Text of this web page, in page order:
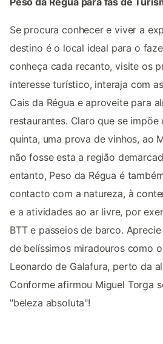
Se procura conhecer e viver a
destino é o local ideal para o
conheça cada recanto, visite os
interesse turístico, interaja com
Cais da Régua e aproveite para
restaurantes. Claro que se impõe
quinta, uma prova de vinhos, ao
não fosse esta a região
entanto, Peso da Régua é
contacto com a natureza, à
e a atividades ao ar livre, por
BTT e passeios de barco.
de belíssimos miradouros como
Leonardo de Galafura, perto da
Conforme afirmou Miguel Torga
"beleza absoluta"!